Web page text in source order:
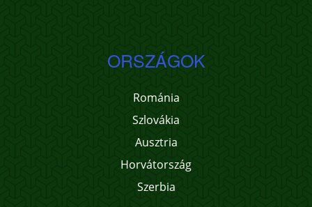
ORSZÁGOK
Románia
Szlovákia
Ausztria
Horvátország
Szerbia